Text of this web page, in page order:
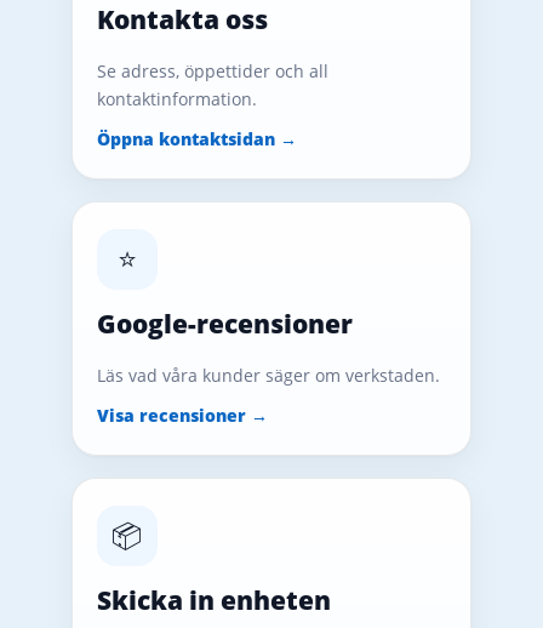
Kontakta oss
Se adress, öppettider och all
kontaktinformation.
Öppna kontaktsidan →
⭐
Google-recensioner
Läs vad våra kunder säger om verkstaden.
Visa recensioner →
📦
Skicka in enheten